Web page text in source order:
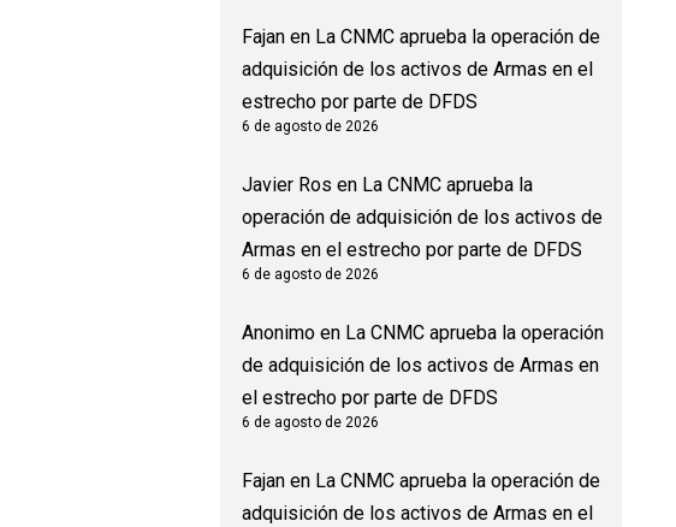
Fajanen La CNMC aprueba la operación de
adquisición de los activos de Armas en el
estrecho por parte de DFDS
6 de agosto de 2026
Javier Ros en La CNMC aprueba la
operación de adquisición de los activos de
Armas en el estrecho por parte de DFDS
6 de agosto de 2026
Anonimoen La CNMC aprueba la operación
de adquisición de los activos de Armas en
el estrecho por parte de DFDS
6 de agosto de 2026
Fajanen La CNMC aprueba la operación de
adquisición de los activos de Armas en el